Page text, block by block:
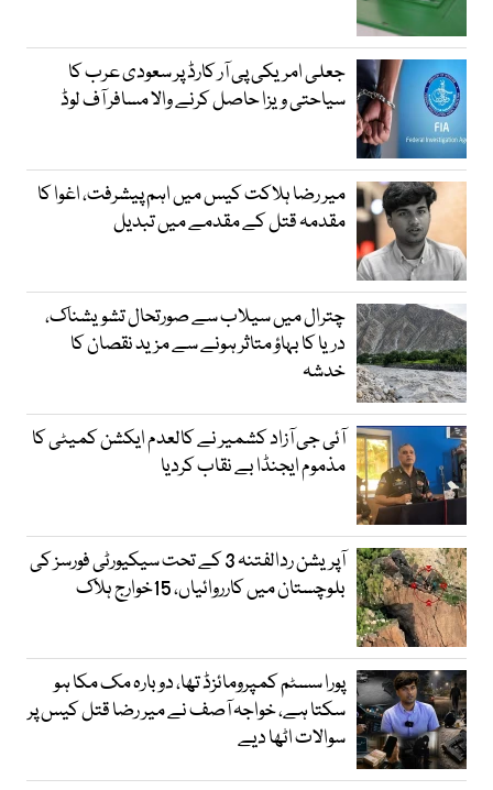
جعلی امریکی پی آر کارڈ پر سعودی عرب کا
سیاحتی ویزا حاصل کرنے والا مسافر آف لوڈ
میر رضا ہلاکت کیس میں اہم پیشرفت، اغوا کا
مقدمہ قتل کے مقدمے میں تبدیل
چترال میں سیلاب سے صورتحال تشویشناک،
دریا کا بہاؤ متاثر ہونے سے مزید نقصان کا
خدشہ
آئی جی آزاد کشمیر نے کالعدم ایکشن کمیٹی کا
مذموم ایجنڈا بے نقاب کردیا
آپریشن ردالفتنہ 3 کے تحت سیکیورٹی فورسز کی
بلوچستان میں کارروائیاں، 15خوارج ہلاک
پورا سسٹم کمپرومائزڈ تھا، دوبارہ مک مکا ہو
سکتا ہے، خواجہ آصف نے میر رضا قتل کیس پر
سوالات اٹھا دیے